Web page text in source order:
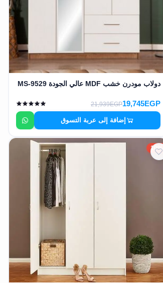
دولاب مودرن خشب MDF عالي الجودة MS-9529
19,745EGP
21,939EGP
إضافة إلى عربة التسوق
10%